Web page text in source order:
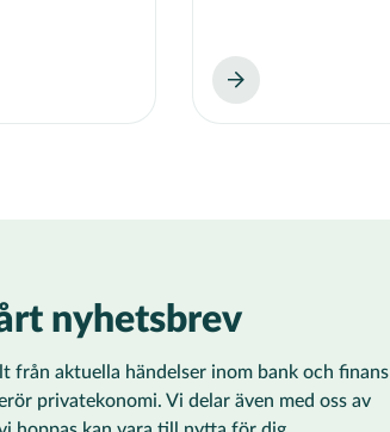
nyhetsbrev
från aktuella händelser inom bank och finans
privatekonomi. Vi delar även med oss av